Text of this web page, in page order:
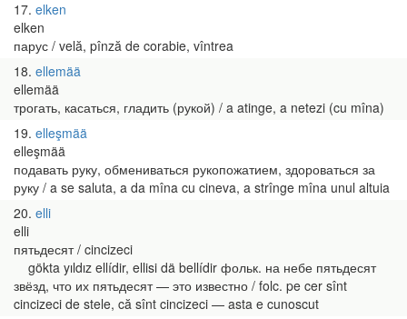
17 elken
elken
парус / velă, pînză de corabie, vîntrea
18 ellemää
ellemää
трогать, касаться, гладить (рукой) / a atinge, a netezi (cu mîna)
19 elleşmää
elleşmää
подавать руку, обмениваться рукопожатием, здороваться за
руку / a se saluta, a da mîna cu cineva, a strînge mîna unul altuia
20 elli
elli
пятьдесят / cincizeci
gökta yıldız ellídir, ellisi dä bellídir фольк. на небе пятьдесят
звёзд, что их пятьдесят — это известно / folc. pe cer sînt
cincizeci de stele, că sînt cincizeci — asta e cunoscut